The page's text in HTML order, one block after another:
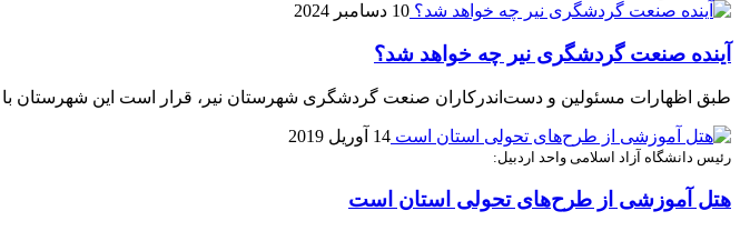
10 دسامبر 2024
آینده صنعت گردشگری نیر چه خواهد شد؟
طبق اظهارات مسئولین و دست‌اندرکاران صنعت گردشگری شهرستان نیر، قرار است این شهرستان
14 آوریل 2019
رئیس دانشگاه آزاد اسلامی واحد اردبیل:
هتل آموزشی از طرح‌های تحولی استان است